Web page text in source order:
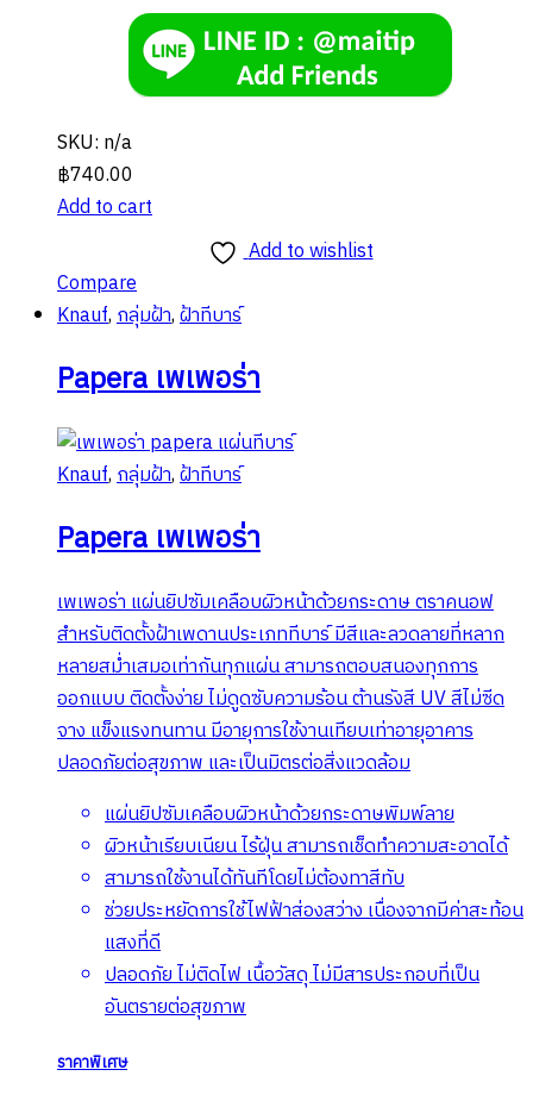
SKU: n/a
฿740.00
Add to cart
Add to wishlist
Compare
Knauf,กลุ่มฝ้า,ฝ้าทีบาร์
Papera เพเพอร่า
Knauf,กลุ่มฝ้า,ฝ้าทีบาร์
Papera เพเพอร่า
เพเพอร่า แผ่นยิปซัมเคลือบผิวหน้าด้วยกระดาษ ตราคนอฟ
สำหรับติดตั้งฝ้าเพดานประเภททีบาร์ มีสีและลวดลายที่หลาก
หลายสม่ำเสมอเท่ากันทุกแผ่น สามารถตอบสนองทุกการ
ออกแบบ ติดตั้งง่าย ไม่ดูดซับความร้อน ต้านรังสี UV สีไม่ซีด
จาง แข็งแรงทนทาน มีอายุการใช้งานเทียบเท่าอายุอาคาร
ปลอดภัยต่อสุขภาพ และเป็นมิตรต่อสิ่งแวดล้อม
แผ่นยิปซัมเคลือบผิวหน้าด้วยกระดาษพิมพ์ลาย
ผิวหน้าเรียบเนียน ไร้ฝุ่น สามารถเช็ดทำความสะอาดได้
สามารถใช้งานได้ทันทีโดยไม่ต้องทาสีทับ
ช่วยประหยัดการใช้ไฟฟ้าส่องสว่าง เนื่องจากมีค่าสะท้อน
แสงที่ดี
ปลอดภัย ไม่ติดไฟ เนื้อวัสดุ ไม่มีสารประกอบที่เป็น
อันตรายต่อสุขภาพ
ราคาพิเศษ